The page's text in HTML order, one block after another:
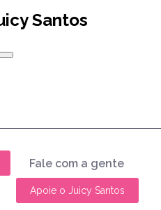
Santos
Fale com a gente
Apoie o Juicy Santos